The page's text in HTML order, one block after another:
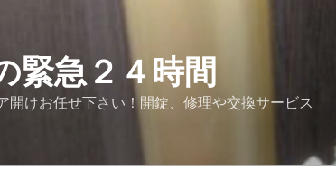
緊急２４時間
開けお任せ下さい！開錠、修理や交換サービス